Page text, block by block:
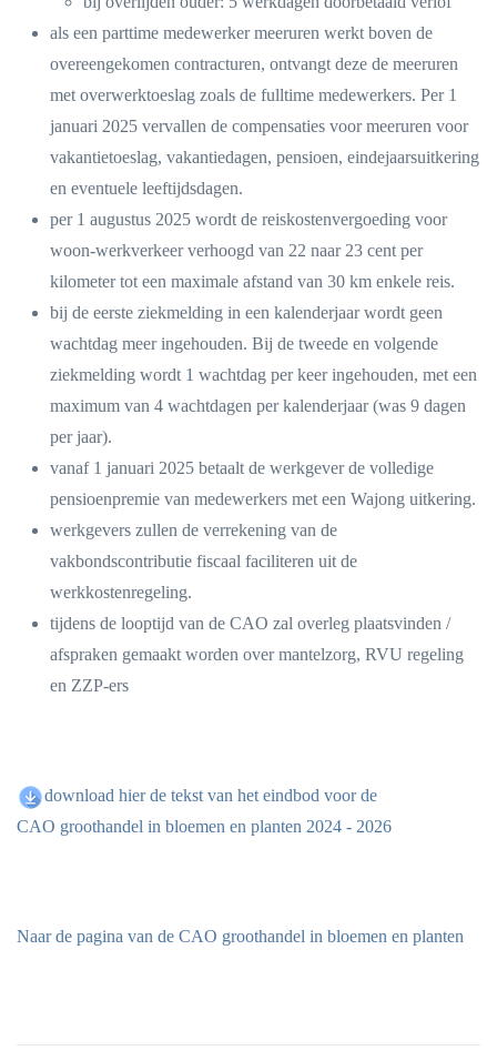
als een parttime medewerker meeruren werkt boven de
overeengekomen contracturen, ontvangt deze de meeruren
met overwerktoeslag zoals de fulltime medewerkers. Per 1
januari 2025 vervallen de compensaties voor meeruren voor
vakantietoeslag, vakantiedagen, pensioen, eindejaarsuitkering
en eventuele leeftijdsdagen.
per 1 augustus 2025 wordt de reiskostenvergoeding voor
woon-werkverkeer verhoogd van 22 naar 23 cent per
kilometer tot een maximale afstand van 30 km enkele reis.
bij de eerste ziekmelding in een kalenderjaar wordt geen
wachtdag meer ingehouden. Bij de tweede en volgende
ziekmelding wordt 1 wachtdag per keer ingehouden, met een
maximum van 4 wachtdagen per kalenderjaar (was 9 dagen
per jaar).
vanaf 1 januari 2025 betaalt de werkgever de volledige
pensioenpremie van medewerkers met een Wajong uitkering.
werkgevers zullen de verrekening van de
vakbondscontributie fiscaal faciliteren uit de
werkkostenregeling.
tijdens de looptijd van de CAO zal overleg plaatsvinden /
afspraken gemaakt worden over mantelzorg, RVU regeling
en ZZP-ers
download hier de tekst van het eindbod voor de
CAO groothandel in bloemen en planten 2024 - 2026
Naar de pagina van de CAO groothandel in bloemen en planten